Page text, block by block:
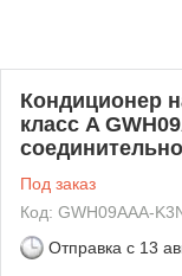
Кондиционер
класс A
Под заказ
Код: GWH09AAA-
Отправка с 13